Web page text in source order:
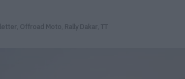
Offroad Moto Rally Dakar TT